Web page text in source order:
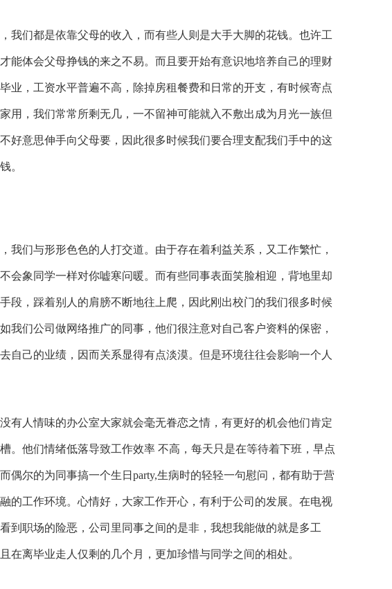
我们都是依靠父母的收入，而有些人则是大手大脚的花钱。也许工
能体会父母挣钱的来之不易。而且要开始有意识地培养自己的理财
业，工资水平普遍不高，除掉房租餐费和日常的开支，有时候寄点
用，我们常常所剩无几，一不留神可能就入不敷出成为月光一族但
好意思伸手向父母要，因此很多时候我们要合理支配我们手中的这
。
我们与形形色色的人打交道。由于存在着利益关系，又工作繁忙，
会象同学一样对你嘘寒问暖。而有些同事表面笑脸相迎，背地里却
段，踩着别人的肩膀不断地往上爬，因此刚出校门的我们很多时候
我们公司做网络推广的同事，他们很注意对自己客户资料的保密，
自己的业绩，因而关系显得有点淡漠。但是环境往往会影响一个人
有人情味的办公室大家就会毫无眷恋之情，有更好的机会他们肯定
。他们情绪低落导致工作效率 不高，每天只是在等待着下班，早点
偶尔的为同事搞一个生日party,生病时的轻轻一句慰问，都有助于营
的工作环境。心情好，大家工作开心，有利于公司的发展。在电视
看到职场的险恶，公司里同事之间的是非，我想我能做的就是多工
在离毕业走人仅剩的几个月，更加珍惜与同学之间的相处。